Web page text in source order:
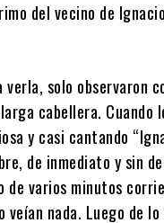
del vecino de
solo observaron
cabellera. Cuando
y casi cantando
de inmediato y sin
varios minutos
nada. Luego de